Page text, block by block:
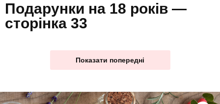
Подарунки на 18 років —
сторінка 33
Показати попередні